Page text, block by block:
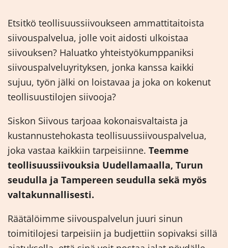
Etsitkö teollisuussiivoukseen ammattitaitoista
siivouspalvelua, jolle voit aidosti ulkoistaa
siivouksen? Haluatko yhteistyökumppaniksi
siivouspalveluyrityksen, jonka kanssa kaikki
sujuu, työn jälki on loistavaa ja joka on kokenut
teollisuustilojen siivooja?
Siskon Siivous tarjoaa kokonaisvaltaista ja
kustannustehokasta teollisuussiivouspalvelua,
joka vastaa kaikkiin tarpeisiinne. Teemme
teollisuussiivouksia Uudellamaalla, Turun
seudulla ja Tampereen seudulla sekä myös
valtakunnallisesti.
Räätälöimme siivouspalvelun juuri sinun
toimitilojesi tarpeisiin ja budjettiin sopivaksi sillä